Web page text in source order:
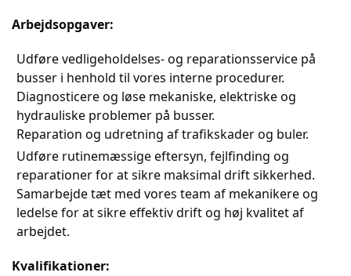
Arbejdsopgaver:
Udføre vedligeholdelses- og reparationsservice på
busser i henhold til vores interne procedurer.
Diagnosticere og løse mekaniske, elektriske og
hydrauliske problemer på busser.
Reparation og udretning af trafikskader og buler.
Udføre rutinemæssige eftersyn, fejlfinding og
reparationer for at sikre maksimal drift sikkerhed.
Samarbejde tæt med vores team af mekanikere og
ledelse for at sikre effektiv drift og høj kvalitet af
arbejdet.
Kvalifikationer: